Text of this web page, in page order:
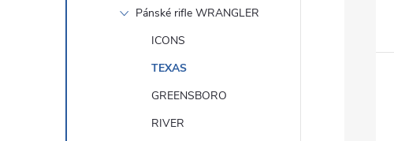
Pánské rifle WRANGLER
ICONS
TEXAS
GREENSBORO
RIVER